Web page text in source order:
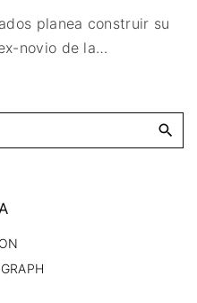
planea construir su
novio de la…